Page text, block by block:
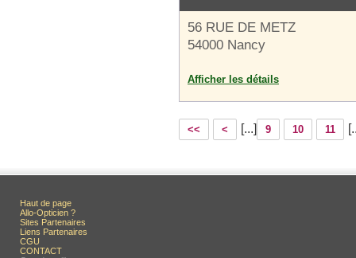
56 RUE DE METZ
54000 Nancy
Afficher les détails
<< < [...] 9 10 11
Haut de page
Allo-Opticien ?
Sites Partenaires
Liens Partenaires
CGU
CONTACT